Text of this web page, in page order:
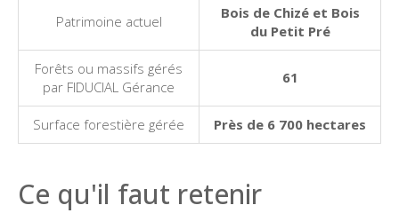
Patrimoine actuel
Bois de Chizé et Bois
du Petit Pré
Forêts ou massifs gérés
par FIDUCIAL Gérance
61
Surface forestière gérée Près de 6 700 hectares
Ce qu'il faut retenir